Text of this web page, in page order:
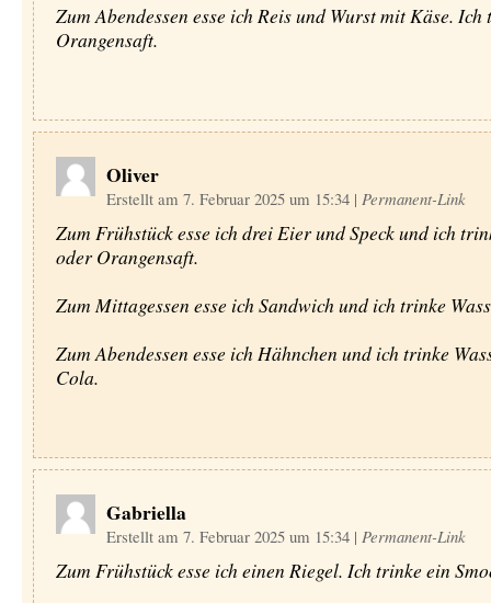
Zum Abendessen esse ich Reis und Wurst mit Käse. Ich
Orangensaft.
Oliver
Erstellt am 7. Februar 2025 um 15:34 | Permanent-Link
Zum Frühstück esse ich drei Eier und Speck und ich
oder Orangensaft.
Zum Mittagessen esse ich Sandwich und ich trinke
Zum Abendessen esse ich Hähnchen und ich trinke
Cola.
Gabriella
Erstellt am 7. Februar 2025 um 15:34 | Permanent-Link
Zum Frühstück esse ich einen Riegel. Ich trinke ein